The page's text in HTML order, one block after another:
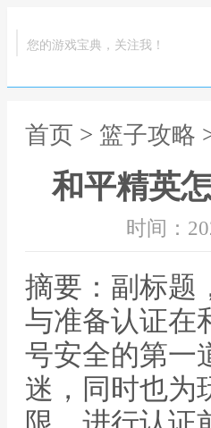
您的游戏宝典，关注我！
首页 > 篮子攻略
和平精英
时间：
摘要：副标题
与准备认证在
号安全的第一
迷，同时也为